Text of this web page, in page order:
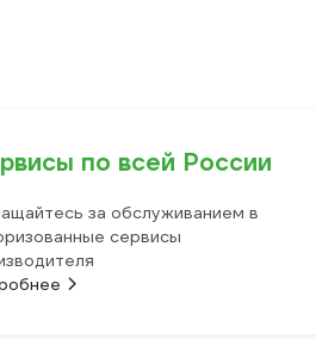
по всей России
за обслуживанием в
сервисы